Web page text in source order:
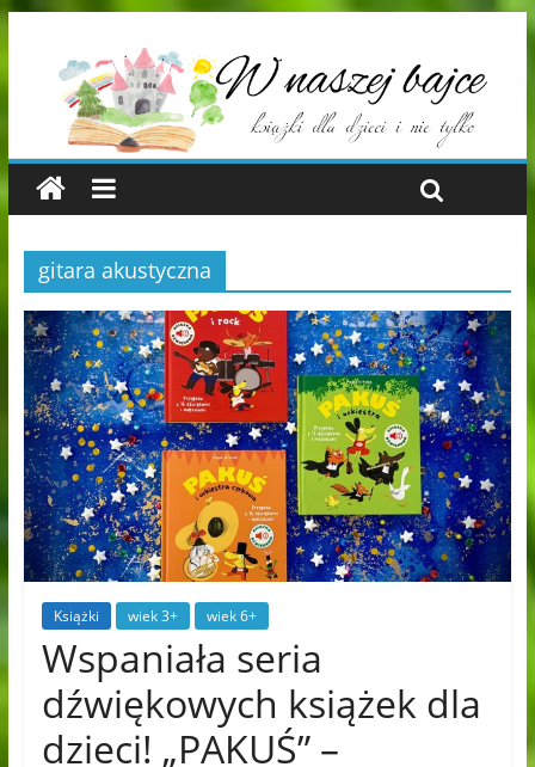
gitara akustyczna
Książki wiek 3+ wiek 6+
Wspaniała seria
dźwiękowych książek dla
dzieci! „PAKUŚ” –